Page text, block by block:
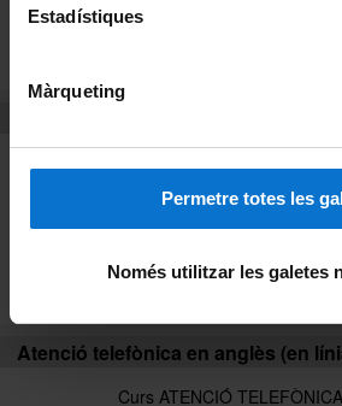
Estadístiques
Màrqueting
Permetre totes les
Només utilitzar les galetes
Virtual Destinataris PAS de
que en el seu lloc de treball
telefònica en anglès i
següents: - Que en el
Atenció telefònica en anglès (en
Curs ATENCIÓ